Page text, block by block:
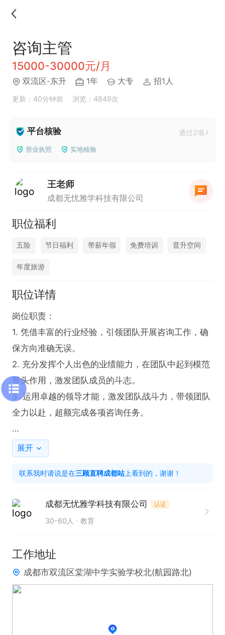
咨询主管
15000-30000元/月
双流区-东升 1年 大专 招1人
更新：40分钟前 浏览：4849次
平台核验 通过2项
营业执照 实地核验
王老师
成都无忧雅学科技有限公司
职位福利
五险 节日福利 带薪年假 免费培训 晋升空间
年度旅游
职位详情
岗位职责：
1. 凭借丰富的行业经验，引领团队开展咨询工作，确
保方向准确无误。
2. 充分发挥个人出色的业绩能力，在团队中起到模范
带头作用，激发团队成员的斗志。
3. 运用卓越的领导才能，激发团队战斗力，带领团队
全力以赴，超额完成各项咨询任务。
任职要求：
1. 具备深厚的行业经验，熟悉咨询领域相关业务流程
与规范。
团队成员。
3. 个人业绩能力突出，在过往工作中展现出卓越的工
展开
联系我时请说是在三顾直聘成都站上看到的，谢谢！
成都无忧雅学科技有限公司 认证
30-60人 教育
工作地址
成都市双流区棠湖中学实验学校北(航园路北)